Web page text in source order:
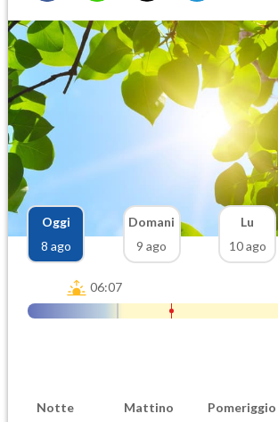
Oggi
8 ago
Domani
9 ago
Lu
10 ago
06:07
Notte Mattino Pomeriggio